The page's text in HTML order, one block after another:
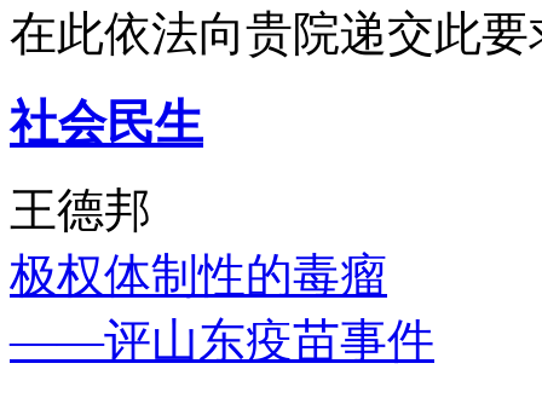
在此依法向贵院递交此要
社会民生
王德邦
极权体制性的毒瘤
——评山东疫苗事件